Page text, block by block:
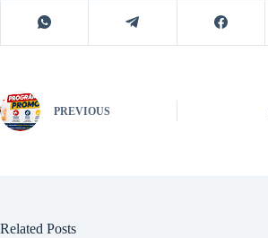
PREVIOUS
Related Posts